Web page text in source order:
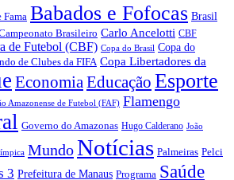
Fama Babados e Fofocas Brasil
Brasileiro Carlo Ancelotti CBF
de Futebol (CBF) Copa do Brasil Copa do
de Clubes da FIFA Copa Libertadores da
Economia Educação Esporte
Amazonense de Futebol (FAF) Flamengo
Governo do Amazonas Hugo Calderano João
MundoNotícias Palmeiras Pelci
3 Prefeitura de Manaus Programa Saúde